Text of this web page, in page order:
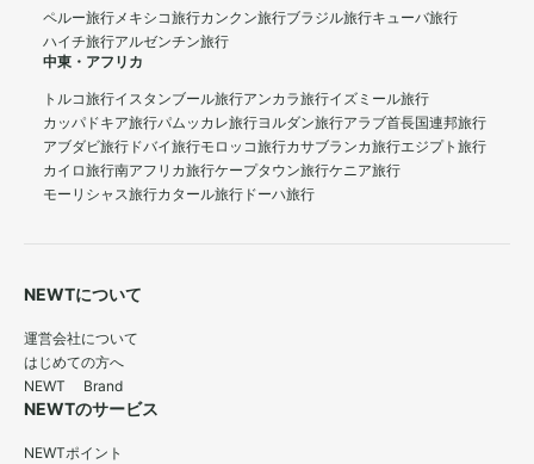
ペルー旅行メキシコ旅行カンクン旅行ブラジル旅行キューバ旅行
ハイチ旅行アルゼンチン旅行
中東・アフリカ
トルコ旅行イスタンブール旅行アンカラ旅行イズミール旅行
カッパドキア旅行パムッカレ旅行ヨルダン旅行アラブ首長国連邦旅行
アブダビ旅行 ドバイ旅行モロッコ旅行カサブランカ旅行エジプト旅行
カイロ旅行南アフリカ旅行ケープタウン旅行ケニア旅行
モーリシャス旅行カタール旅行 ドーハ旅行
NEWTについて
運営会社について
はじめての方へ
NEWT Brand
NEWTのサービス
NEWTポイント